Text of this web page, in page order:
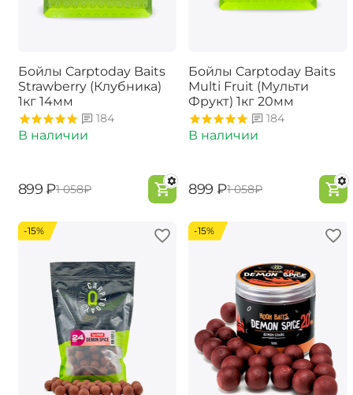
Бойлы Carptoday Baits
Strawberry (Клубника)
1кг 14мм
184
В наличии
‍899‍ ₽‍1 058‍₽
Бойлы Carptoday Baits
Multi Fruit (Мульти
Фрукт) 1кг 20мм
184
В наличии
‍899‍ ₽‍1 058‍₽
-15% -15%